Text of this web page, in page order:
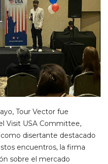
Tour Vector fue
Visit USA Committee,
disertante destacado
encuentros, la firma
sobre el mercado